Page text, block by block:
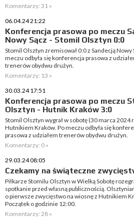
Komentarzy: 31 »
06.04.24 21:22
Konferencja prasowa po meczu
Nowy Sącz - Stomil Olsztyn 0:0
Stomil Olsztyn zremisował 0:0 z Sandecją Nowy
meczu odbyła się konferencja prasowa z
trenerów obydwu drużyn.
Komentarzy: 13 »
30.03.24 17:51
Konferencja prasowa po meczu
Olsztyn - Hutnik Kraków 3:0
Stomil Olsztyn wygrał w sobotę (30 marca 2024
Hutnikiem Kraków. Po meczu odbyła się
prasowa z udziałem trenerów obydwu drużyn.
Komentarzy: 0 »
29.03.24 08:05
Czekamy na świąteczne
Piłkarze Stomilu Olsztyn w Wielką Sobotę
spotkanie przed własną publicznością.
o pierwsze zwycięstwo na wiosnę z Hutnikiem
Początek o godzinie 12:00.
Komentarzy: 28 »